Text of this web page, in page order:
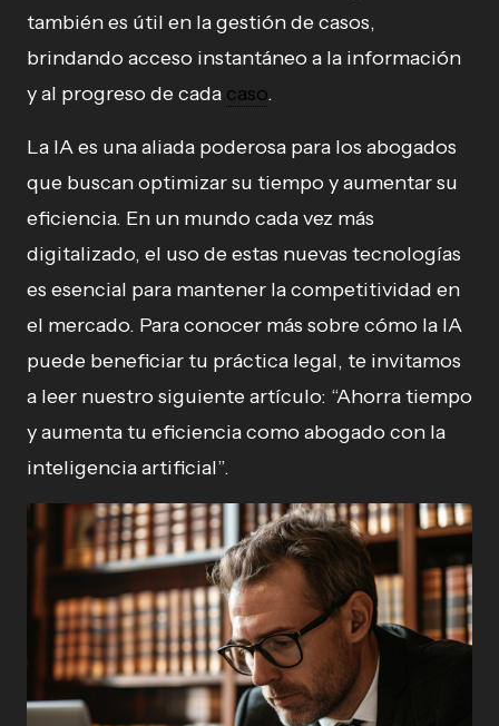
también es útil en la gestión de casos,
brindando acceso instantáneo a la información
y al progreso de cada caso.
La IA es una aliada poderosa para los abogados
que buscan optimizar su tiempo y aumentar su
eficiencia. En un mundo cada vez más
digitalizado, el uso de estas nuevas tecnologías
es esencial para mantener la competitividad en
el mercado. Para conocer más sobre cómo la IA
puede beneficiar tu práctica legal, te invitamos
a leer nuestro siguiente artículo: “Ahorra tiempo
y aumenta tu eficiencia como abogado con la
inteligencia artificial”.